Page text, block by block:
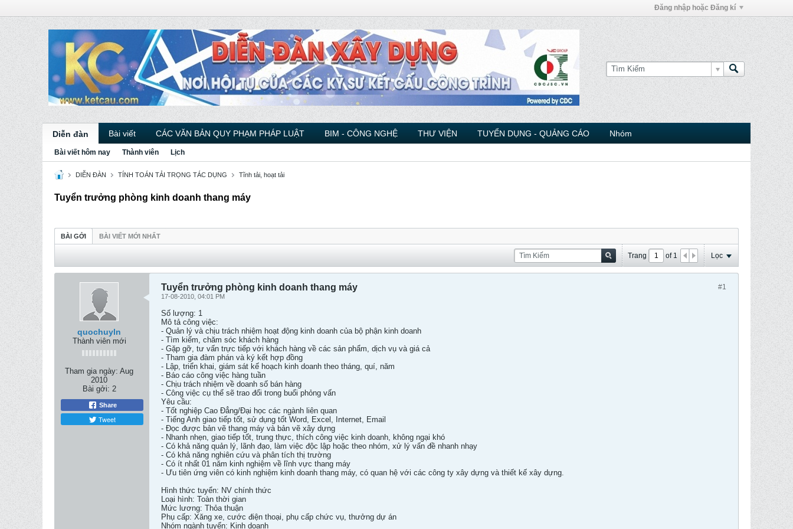
Đăng nhập hoặc Đăng kí
Diễn đàn Bài viết CÁC VĂN BẢN QUY PHẠM PHÁP LUẬT BIM - CÔNG NGHỆ THƯ VIỆN TUYỂN DỤNG - QUẢNG CÁO Nhóm
Bài viết hôm nay Thành viên Lịch
DIỄN ĐÀN TÍNH TOÁN TẢI TRỌNG TÁC DỤNG Tĩnh tải, hoạt tải
Tuyển trưởng phòng kinh doanh thang máy
BÀI GỞI BÀI VIẾT MỚI NHẤT
Trang of 1 Lọc
quochuyln
Thành viên mới
Tham gia ngày: Aug
2010
Bài gởi: 2
Share
Tweet
#1
Tuyển trưởng phòng kinh doanh thang máy
17-08-2010, 04:01 PM
Số lượng: 1
Mô tả công việc:
- Quản lý và chịu trách nhiệm hoạt động kinh doanh của bộ phận kinh doanh
- Tìm kiếm, chăm sóc khách hàng
- Gặp gỡ, tư vấn trực tiếp với khách hàng về các sản phẩm, dịch vụ và giá cả
- Tham gia đàm phán và ký kết hợp đồng
- Lập, triển khai, giám sát kế hoạch kinh doanh theo tháng, quí, năm
- Báo cáo công việc hàng tuần
- Chịu trách nhiệm về doanh số bán hàng
- Công việc cụ thể sẽ trao đổi trong buổi phỏng vấn
Yêu cầu:
- Tốt nghiệp Cao Đẳng/Đại học các ngành liên quan
- Tiếng Anh giao tiếp tốt, sử dụng tốt Word, Excel, Internet, Email
- Đọc được bản vẽ thang máy và bản vẽ xây dựng
- Nhanh nhẹn, giao tiếp tốt, trung thực, thích công việc kinh doanh, không ngại khó
- Có khả năng quản lý, lãnh đạo, làm việc độc lập hoặc theo nhóm, xử lý vấn đề nhanh nhạy
- Có khả năng nghiên cứu và phân tích thị trường
- Có ít nhất 01 năm kinh nghiệm về lĩnh vực thang máy
- Ưu tiên ứng viên có kinh nghiệm kinh doanh thang máy, có quan hệ với các công ty xây dựng và thiết kế xây dựng.
Hình thức tuyển: NV chính thức
Loại hình: Toàn thời gian
Mức lương: Thỏa thuận
Phụ cấp: Xăng xe, cước điện thoại, phụ cấp chức vụ, thưởng dự án
Nhóm ngành tuyển: Kinh doanh